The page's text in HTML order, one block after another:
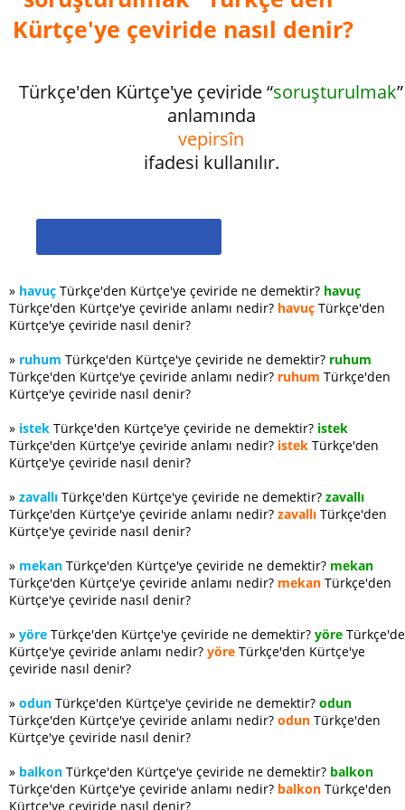
Kürtçe'ye çeviride nasıl denir?
Türkçe'den Kürtçe'ye çeviride “soruşturulmak”
anlamında
vepirsîn
ifadesi kullanılır.
» havuç Türkçe'den Kürtçe'ye çeviride ne demektir? havuç
Türkçe'den Kürtçe'ye çeviride anlamı nedir? havuç Türkçe'den
Kürtçe'ye çeviride nasıl denir?
» ruhum Türkçe'den Kürtçe'ye çeviride ne demektir? ruhum
Türkçe'den Kürtçe'ye çeviride anlamı nedir? ruhum Türkçe'den
Kürtçe'ye çeviride nasıl denir?
» istek Türkçe'den Kürtçe'ye çeviride ne demektir? istek
Türkçe'den Kürtçe'ye çeviride anlamı nedir? istek Türkçe'den
Kürtçe'ye çeviride nasıl denir?
» zavallı Türkçe'den Kürtçe'ye çeviride ne demektir? zavallı
Türkçe'den Kürtçe'ye çeviride anlamı nedir? zavallı Türkçe'den
Kürtçe'ye çeviride nasıl denir?
» mekan Türkçe'den Kürtçe'ye çeviride ne demektir? mekan
Türkçe'den Kürtçe'ye çeviride anlamı nedir? mekan Türkçe'den
Kürtçe'ye çeviride nasıl denir?
» yöre Türkçe'den Kürtçe'ye çeviride ne demektir? yöre
Kürtçe'ye çeviride anlamı nedir? yöre Türkçe'den Kürtçe'ye
çeviride nasıl denir?
» odun Türkçe'den Kürtçe'ye çeviride ne demektir? odun
Türkçe'den Kürtçe'ye çeviride anlamı nedir? odun Türkçe'den
Kürtçe'ye çeviride nasıl denir?
» balkon Türkçe'den Kürtçe'ye çeviride ne demektir? balkon
Türkçe'den Kürtçe'ye çeviride anlamı nedir? balkon Türkçe'den
Kürtçe'ye çeviride nasıl denir?